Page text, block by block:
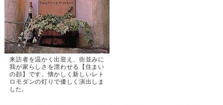
来訪者を温かく出迎え、街並みに
我が家らしさを漂わせる【住まい
の顔】です。懐かしく新しいレト
ロモダンの灯りで優しく演出しま
した。